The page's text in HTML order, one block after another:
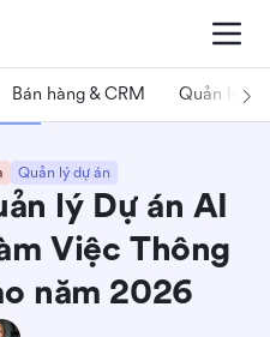
Bán hàng & CRM Quản lý dự
Quản lý dự án
lý Dự án AI
Việc Thông
năm 2026